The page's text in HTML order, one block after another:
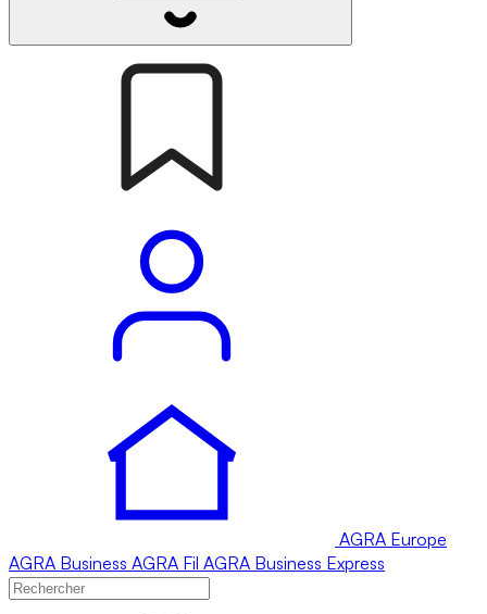
AGRA Europe
AGRA Business AGRA Fil AGRA Business Express